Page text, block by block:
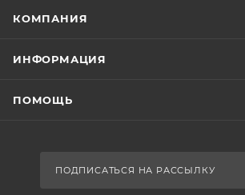
КОМПАНИЯ
ИНФОРМАЦИЯ
ПОМОЩЬ
ПОДПИСАТЬСЯ НА РАССЫЛКУ